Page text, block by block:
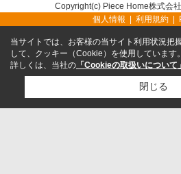
Copyright(c) Piece Home株式会
個人情報
利用規約
当サイトでは、お客様の当サイト利用状況把
して、クッキー（Cookie）を使用しています。
詳しくは、当社の 「Cookieの取扱いについて」
閉じる